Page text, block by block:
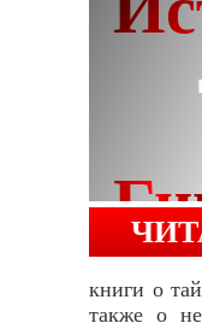
книги о
также о